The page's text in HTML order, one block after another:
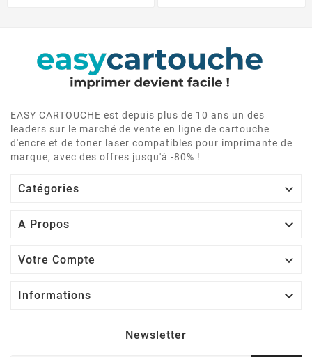
EASY CARTOUCHE est depuis plus de 10 ans un des
leaders sur le marché de vente en ligne de cartouche
d'encre et de toner laser compatibles pour imprimante de
marque, avec des offres jusqu'à -80% !
Catégories 
A Propos 
Votre Compte 
Informations 
Newsletter